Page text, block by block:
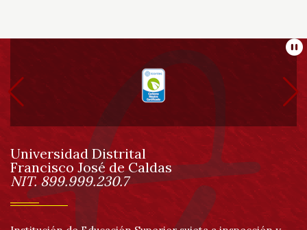
Información
pie
de
página
Información
Universidad Distrital
Francisco José de Caldas
NIT. 899.999.230.7